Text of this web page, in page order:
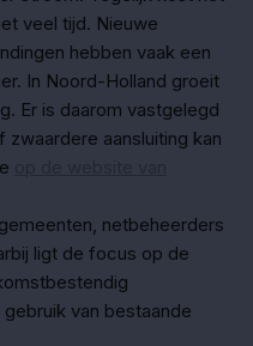
veel tijd. Nieuwe
hebben vaak een
In Noord-Holland groeit
Er is daarom vastgelegd
aansluiting kan
netbeheerders
ligt de focus op de
van bestaande